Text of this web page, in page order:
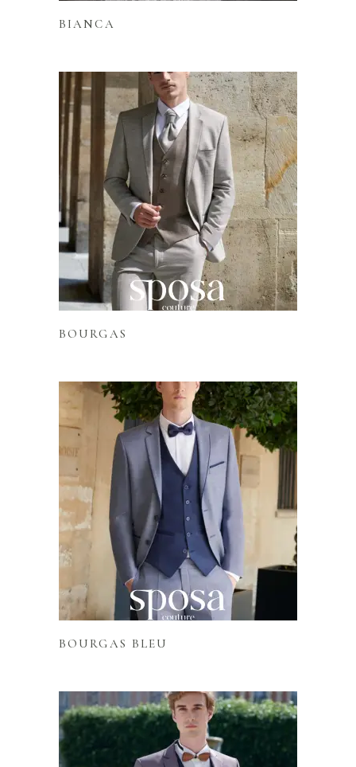
BIANCA
Lire la suite
BOURGAS
Lire la suite
BOURGAS BLEU